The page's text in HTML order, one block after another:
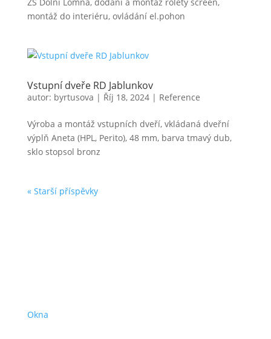
montáž do interiéru, ovládání el.pohon
Vstupní dveře RD Jablunkov
autor: byrtusova | Říj 18, 2024| Reference
Výroba a montáž vstupních dveří, vkládaná dveřní
výplň Aneta (HPL, Perito), 48 mm, barva tmavý dub,
sklo stopsol bronz
« Starší příspěvky
Okna